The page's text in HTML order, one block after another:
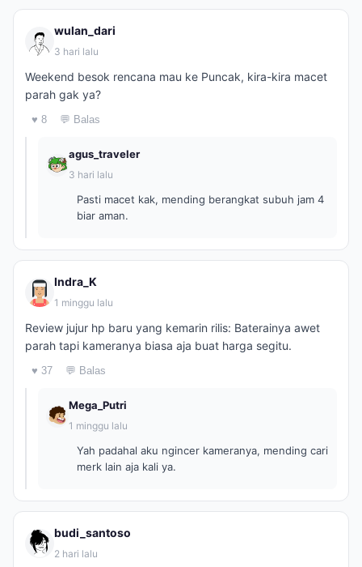
wulan_dari
3 hari lalu
Weekend besok rencana mau ke Puncak, kira-kira macet
parah gak ya?
♥ 8 💬 Balas
agus_traveler
3 hari lalu
Pasti macet kak, mending berangkat subuh jam 4
biar aman.
Indra_K
1 minggu lalu
Review jujur hp baru yang kemarin rilis: Baterainya awet
parah tapi kameranya biasa aja buat harga segitu.
♥ 37 💬 Balas
Mega_Putri
1 minggu lalu
Yah padahal aku ngincer kameranya, mending cari
merk lain aja kali ya.
budi_santoso
2 hari lalu